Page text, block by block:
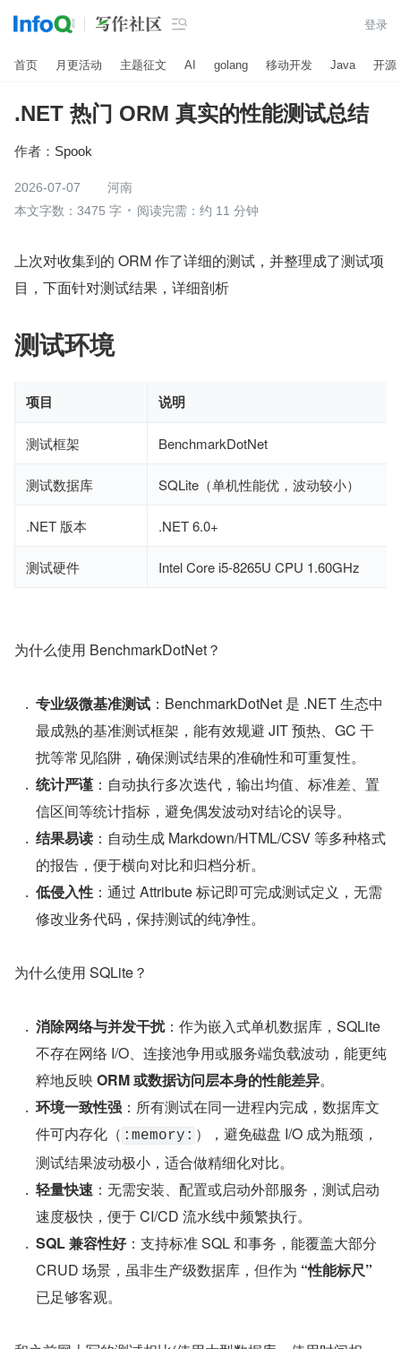
 登录
首页 月更活动 主题征文 AI golang 移动开发 Java 开源
.NET 热门 ORM 真实的性能测试总结
作者： Spook
2026-07-07
河南
本文字数：3475 字
阅读完需：约 11 分钟
上次对收集到的 ORM 作了详细的测试，并整理成了测试项
目，下面针对测试结果，详细剖析
测试环境
项目 说明
测试框架 BenchmarkDotNet
测试数据库 SQLite（单机性能优，波动较小）
.NET 版本 .NET 6.0+
测试硬件 Intel Core i5-8265U CPU 1.60GHz
为什么使用 BenchmarkDotNet？
专业级微基准测试 ​：BenchmarkDotNet 是 .NET 生态中
最成熟的基准测试框架，能有效规避 JIT 预热、GC 干
扰等常见陷阱，确保测试结果的准确性和可重复性。
统计严谨 ​：自动执行多次迭代，输出均值、标准差、置
信区间等统计指标，避免偶发波动对结论的误导。
结果易读 ​：自动生成 Markdown/HTML/CSV 等多种格式
的报告，便于横向对比和归档分析。
低侵入性 ​：通过 Attribute 标记即可完成测试定义，无需
修改业务代码，保持测试的纯净性。
为什么使用 SQLite？
消除网络与并发干扰​：作为嵌入式单机数据库，SQLite
不存在网络 I/O、连接池争用或服务端负载波动，能更纯
粹地反映 ​ ORM 或数据访问层本身的性能差异​。
环境一致性强 ​：所有测试在同一进程内完成，数据库文
件可内存化（ :memory: ），避免磁盘 I/O 成为瓶颈，
测试结果波动极小，适合做精细化对比。
轻量快速 ​：无需安装、配置或启动外部服务，测试启动
速度极快，便于 CI/CD 流水线中频繁执行。
SQL 兼容性好​：支持标准 SQL 和事务，能覆盖大部分
CRUD 场景，虽非生产级数据库，但作为 “性能标尺”
已足够客观。